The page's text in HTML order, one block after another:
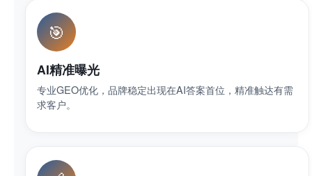
🎯
AI精准曝光
专业GEO优化，品牌稳定出现在AI答案首位，精准触达有需
求客户。